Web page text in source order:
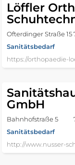
Löffler
Ofterdinger Straße 15
Sanitätsbedarf
https://orthopaedie-
GmbH
Bahnhofstraße 5
Sanitätsbedarf
http://www.nusser-